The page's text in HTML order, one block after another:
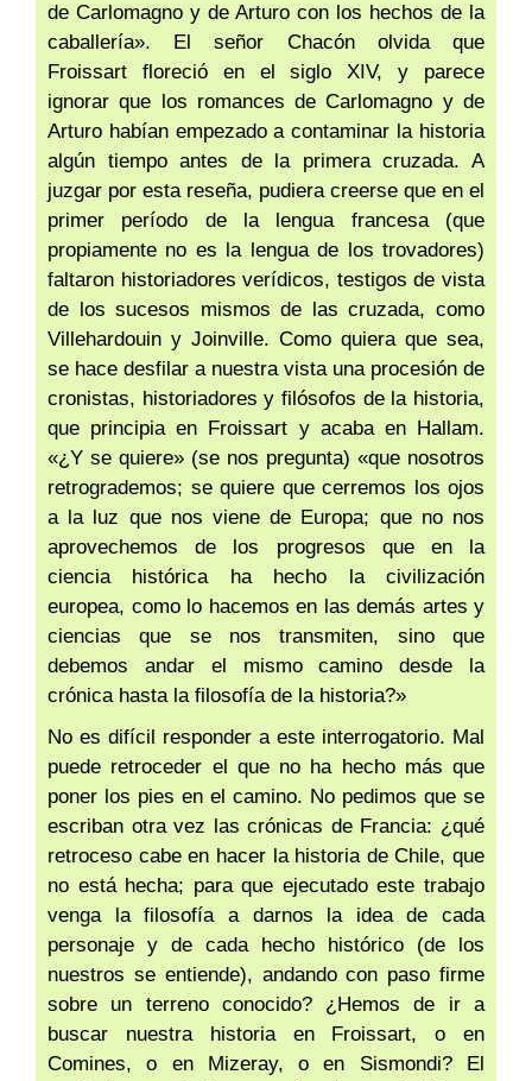
de Carlomagno y de Arturo con los hechos de la
caballería». El señor Chacón olvida que
Froissart floreció en el siglo XIV, y parece
ignorar que los romances de Carlomagno y de
Arturo habían empezado a contaminar la historia
algún tiempo antes de la primera cruzada. A
juzgar por esta reseña, pudiera creerse que en el
primer período de la lengua francesa (que
propiamente no es la lengua de los trovadores)
faltaron historiadores verídicos, testigos de vista
de los sucesos mismos de las cruzada, como
Villehardouin y Joinville. Como quiera que sea,
se hace desfilar a nuestra vista una procesión de
cronistas, historiadores y filósofos de la historia,
que principia en Froissart y acaba en Hallam.
«¿Y se quiere» (se nos pregunta) «que nosotros
retrogrademos; se quiere que cerremos los ojos
a la luz que nos viene de Europa; que no nos
aprovechemos de los progresos que en la
ciencia histórica ha hecho la civilización
europea, como lo hacemos en las demás artes y
ciencias que se nos transmiten, sino que
debemos andar el mismo camino desde la
crónica hasta la filosofía de la historia?»
No es difícil responder a este interrogatorio. Mal
puede retroceder el que no ha hecho más que
poner los pies en el camino. No pedimos que se
escriban otra vez las crónicas de Francia: ¿qué
retroceso cabe en hacer la historia de Chile, que
no está hecha; para que ejecutado este trabajo
venga la filosofía a darnos la idea de cada
personaje y de cada hecho histórico (de los
nuestros se entiende), andando con paso firme
sobre un terreno conocido? ¿Hemos de ir a
buscar nuestra historia en Froissart, o en
Comines, o en Mizeray, o en Sismondi? El